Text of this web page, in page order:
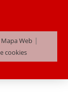
Mapa Web |
cookies